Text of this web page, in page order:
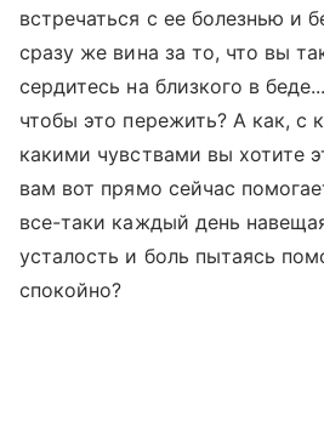
встречаться с ее болезнью и
сразу же вина за то, что вы
сердитесь на близкого в
чтобы это пережить? А как, с
какими чувствами вы хотите
вам вот прямо сейчас
все-таки каждый день
усталость и боль пытаясь
спокойно?